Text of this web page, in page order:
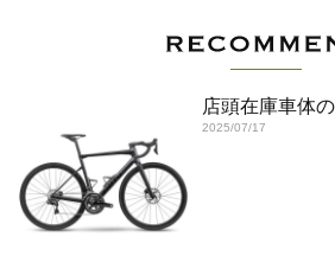
店頭在庫車体
2025/07/17